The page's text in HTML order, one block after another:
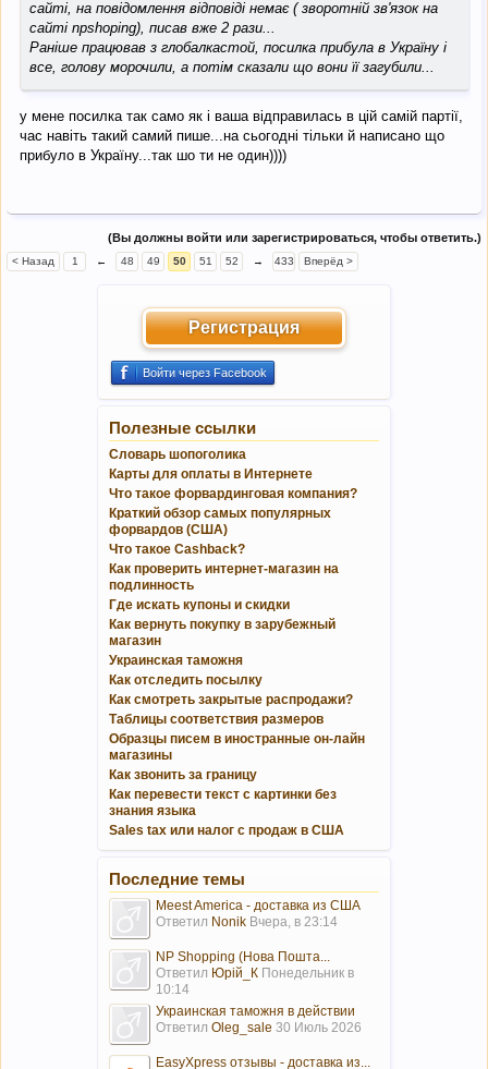
сайті, на повідомлення відповіді немає ( зворотній зв'язок на
сайті npshoping), писав вже 2 рази...
Раніше працював з глобалкастой, посилка прибула в Україну і
все, голову морочили, а потім сказали що вони її загубили...
у мене посилка так само як і ваша відправилась в цій самій партії,
час навіть такий самий пише...на сьогодні тільки й написано що
прибуло в Україну...так шо ти не один))))
(Вы должны войти или зарегистрироваться, чтобы ответить.)
< Назад 1 ← 48 49 50 51 52 → 433 Вперёд >
Регистрация
Войти через Facebook
Полезные ссылки
Словарь шопоголика
Карты для оплаты в Интернете
Что такое форвардинговая компания?
Краткий обзор самых популярных
форвардов (США)
Что такое Cashback?
Как проверить интернет-магазин на
подлинность
Где искать купоны и скидки
Как вернуть покупку в зарубежный
магазин
Украинская таможня
Как отследить посылку
Как смотреть закрытые распродажи?
Таблицы соответствия размеров
Образцы писем в иностранные он-лайн
магазины
Как звонить за границу
Как перевести текст с картинки без
знания языка
Sales tax или налог с продаж в США
Последние темы
Meest America - доставка из США
Ответил Nonik Вчера, в 23:14
NP Shopping (Нова Пошта...
Ответил Юрій_К Понедельник в
10:14
Украинская таможня в действии
Ответил Oleg_sale 30 Июль 2026
EasyXpress отзывы - доставка из...